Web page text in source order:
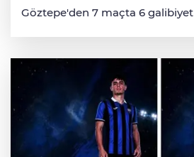
Göztepe'den 7 maçta 6 galibiyet